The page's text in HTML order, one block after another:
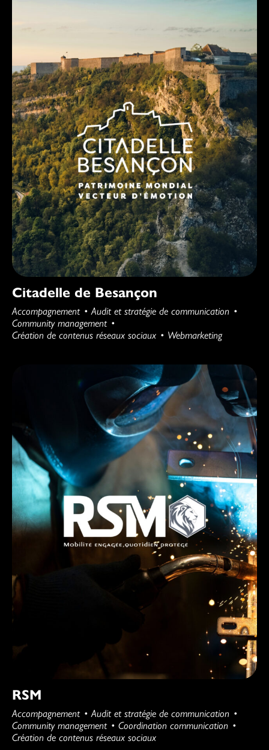
Citadelle de Besançon
Accompagnement
Audit et stratégie de communication
Community management
Création de contenus réseaux sociaux
Webmarketing
RSM
Accompagnement
Audit et stratégie de communication
Community management
Coordination communication
Création de contenus réseaux sociaux